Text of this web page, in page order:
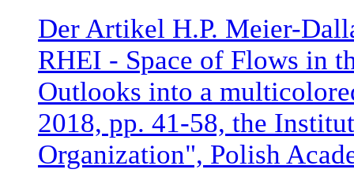
Der Artikel H.P. Meier-
RHEI - Space of Flows in
Outlooks into a
2018, pp. 41-58, the
Organization", Polish